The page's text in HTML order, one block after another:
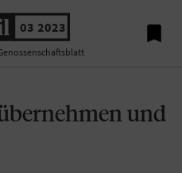
03 2023 
und